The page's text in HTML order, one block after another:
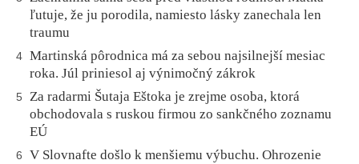
ľutuje, že ju porodila, namiesto lásky zanechala len
traumu
4 Martinská pôrodnica má za sebou najsilnejší mesiac
roka. Júl priniesol aj výnimočný zákrok
5
Za radarmi Šutaja Eštoka je zrejme osoba, ktorá
obchodovala s ruskou firmou zo sankčného zoznamu
EÚ
6
V Slovnafte došlo k menšiemu výbuchu. Ohrozenie